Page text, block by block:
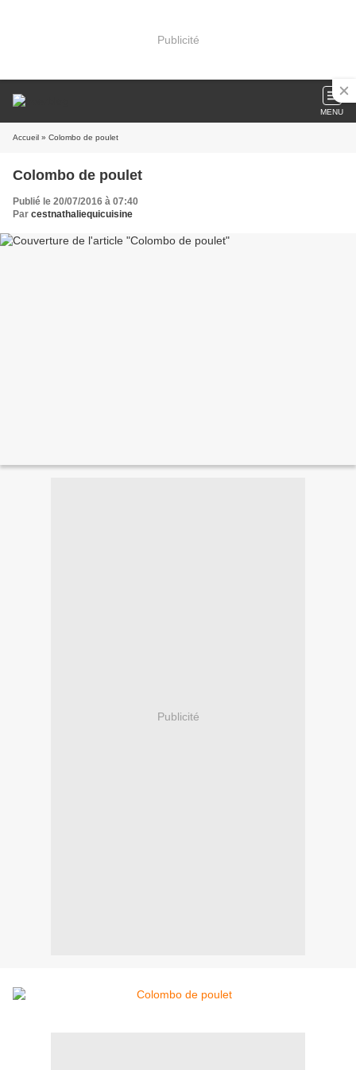
Publicité
MENU
Accueil » Colombo de poulet
Colombo de poulet
Publié le 20/07/2016 à 07:40
Par cestnathaliequicuisine
Publicité